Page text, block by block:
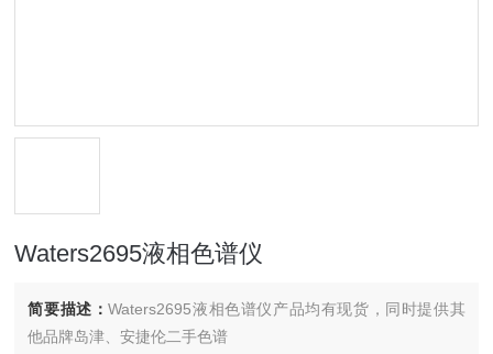
Waters2695液相色谱仪
简要描述：Waters2695液相色谱仪产品均有现货，同时提供其
他品牌岛津、安捷伦二手色谱